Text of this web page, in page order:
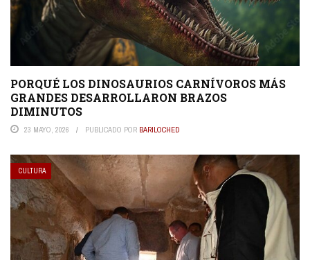
PORQUÉ LOS DINOSAURIOS CARNÍVOROS MÁS
GRANDES DESARROLLARON BRAZOS
DIMINUTOS
23 MAYO, 2026 PUBLICADO POR BARILOCHED
CULTURA